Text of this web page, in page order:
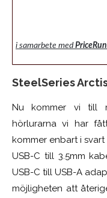
i samarbete med
SteelSeries
Nu kommer vi till
hörlurarna vi har
kommer enbart i
USB-C till 3.5mm
USB-C till USB-A
möjligheten att